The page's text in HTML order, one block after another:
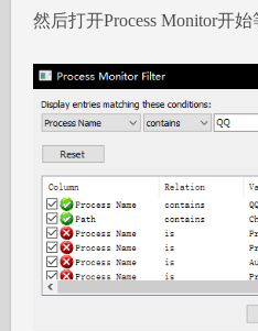
然后打开Process Monitor开